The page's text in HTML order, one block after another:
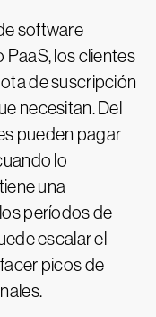
software
los clientes
de suscripción
necesitan. Del
pueden pagar
lo
una
períodos de
escalar el
picos de